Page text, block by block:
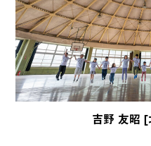
吉野 友昭